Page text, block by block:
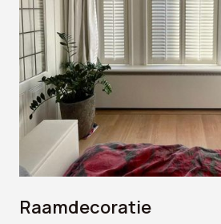
Raamdecoratie